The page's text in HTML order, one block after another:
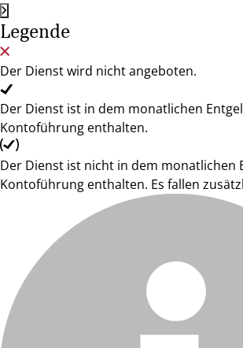
Legende
Der Dienst wird nicht angeboten.
Der Dienst ist in dem monatlichen
Kontoführung enthalten.
Der Dienst ist nicht in dem monatlichen
Kontoführung enthalten. Es fallen